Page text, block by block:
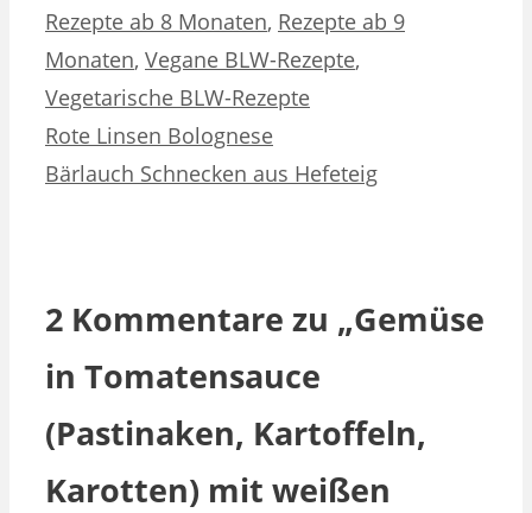
Rezepte ab 8 Monaten, Rezepte ab 9
Monaten, Vegane BLW-Rezepte,
Vegetarische BLW-Rezepte
Rote Linsen Bolognese
Bärlauch Schnecken aus Hefeteig
2 Kommentare zu „Gemüse
in Tomatensauce
(Pastinaken, Kartoffeln,
Karotten) mit weißen